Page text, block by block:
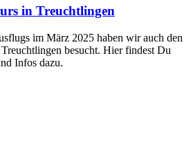
in Treuchtlingen
im März 2025 haben wir auch den
besucht. Hier findest Du
Infos dazu.